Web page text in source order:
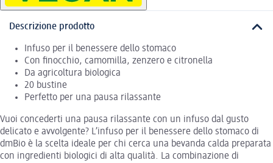
Descrizione prodotto
Infuso per il benessere dello stomaco
Con finocchio, camomilla, zenzero e citronella
Da agricoltura biologica
20 bustine
Perfetto per una pausa rilassante
Vuoi concederti una pausa rilassante con un infuso dal gusto
delicato e avvolgente? L’infuso per il benessere dello stomaco di
dmBio è la scelta ideale per chi cerca una bevanda calda preparata
con ingredienti biologici di alta qualità. La combinazione di